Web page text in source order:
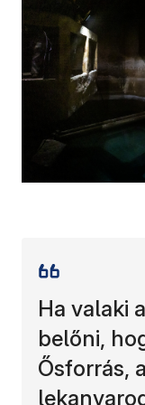
Ha valaki
belőni,
Ősforrás,